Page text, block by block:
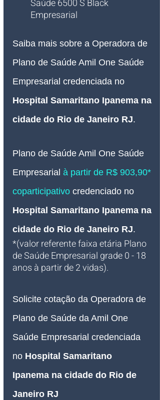
Saúde 6500 S Black
Empresarial
Saiba mais sobre a Operadora de
Plano de Saúde Amil One Saúde
Empresarial credenciada no
Hospital Samaritano Ipanema na
cidade do Rio de Janeiro RJ.
Plano de Saúde Amil One Saúde
Empresarial à partir de R$ 903,90*
coparticipativo credenciado no
Hospital Samaritano Ipanema na
cidade do Rio de Janeiro RJ.
*(valor referente faixa etária Plano
de Saúde Empresarial grade 0 - 18
anos à partir de 2 vidas).
Solicite cotação da Operadora de
Plano de Saúde da Amil One
Saúde Empresarial credenciada
no Hospital Samaritano
Ipanema na cidade do Rio de
Janeiro RJ